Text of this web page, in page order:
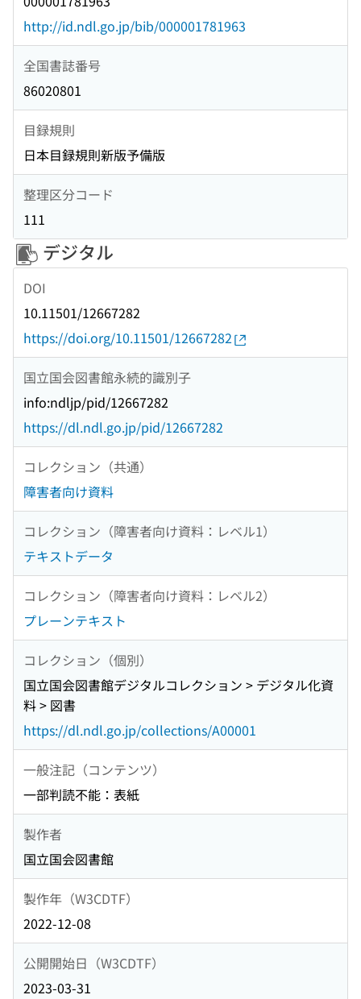
http://id.ndl.go.jp/bib/000001781963
全国書誌番号
86020801
目録規則
日本目録規則新版予備版
整理区分コード
111
デジタル
DOI
10.11501/12667282
https://doi.org/10.11501/12667282
国立国会図書館永続的識別子
info:ndljp/pid/12667282
https://dl.ndl.go.jp/pid/12667282
コレクション（共通）
障害者向け資料
コレクション（障害者向け資料：レベル1）
テキストデータ
コレクション（障害者向け資料：レベル2）
プレーンテキスト
コレクション（個別）
国立国会図書館デジタルコレクション > デジタル化資
料 > 図書
https://dl.ndl.go.jp/collections/A00001
一般注記（コンテンツ）
一部判読不能：表紙
製作者
国立国会図書館
製作年（W3CDTF）
2022-12-08
公開開始日（W3CDTF）
2023-03-31